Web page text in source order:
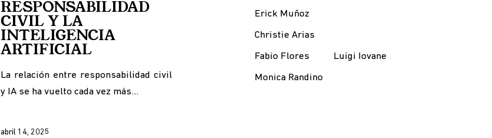
RESPONSABILIDAD
CIVIL Y LA
INTELIGENCIA
ARTIFICIAL
La relación entre responsabilidad civil
y IA se ha vuelto cada vez más…
abril 14, 2025
Erick Muñoz
Christie Arias
Fabio Flores Luigi Iovane
Monica Randino